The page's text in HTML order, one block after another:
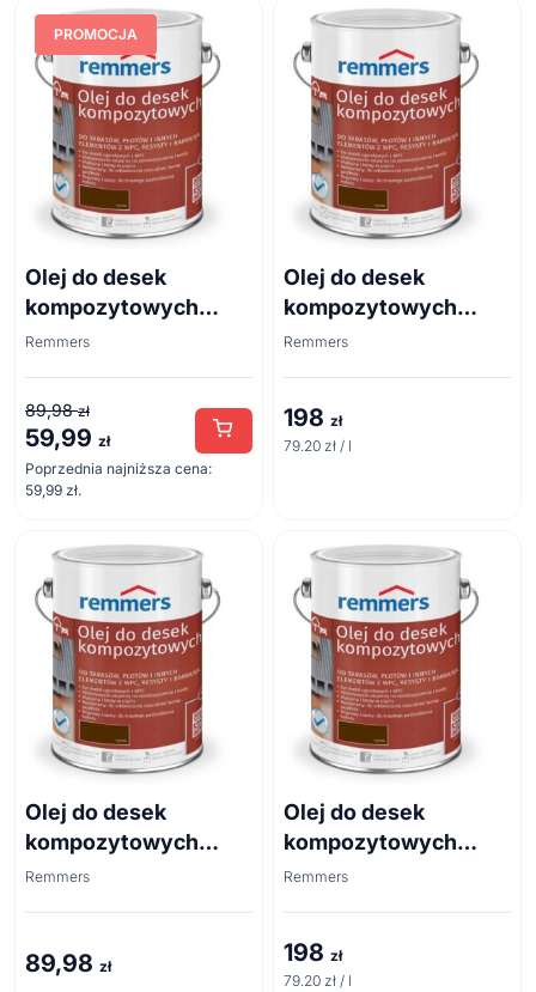
PROMOCJA
Olej do desek
kompozytowych
2088 brązowy 0,75l
Remmers
89,98zł
Pierwotna
cena
wynosiła:
59,99 zł
Aktualna
cena
wynosi:
Poprzednia najniższa cena:
59,99 zł.
Olej do desek
kompozytowych
2088 brązowy 2,5l
Remmers
198 zł
79.20 zł / l
Olej do desek
kompozytowych
2089 szary 0,75l
Remmers
89,98 zł
Olej do desek
kompozytowych
2089 szary 2,5l
Remmers
198 zł
79.20 zł / l